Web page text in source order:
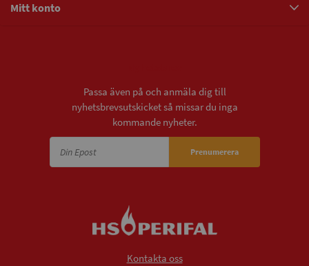
Mitt konto
Passa även på och anmäla dig till
nyhetsbrevsutskicket så missar du inga
kommande nyheter.
Prenumerera
Kontakta oss